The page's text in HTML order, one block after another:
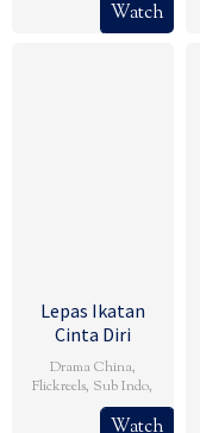
Watch
Lepas Ikatan
Cinta Diri
Drama China,
Flickreels, Sub Indo,
Watch